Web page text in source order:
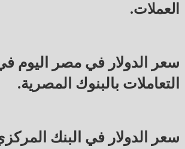
العملات.
سعر الدولار في مصر اليوم
التعاملات بالبنوك المصرية.
سعر الدولار في البنك